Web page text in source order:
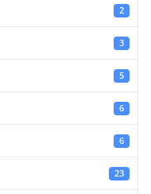
2
3
5
6
6
23